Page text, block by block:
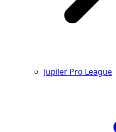
Jupiler Pro League